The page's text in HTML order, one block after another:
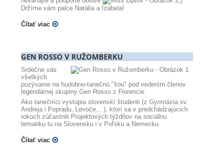
Držíme vám palce Natália a Izabela!
Čítať viac
GEN ROSSO V RUŽOMBERKU
Srdečne vás
všetkých
pozývame na hudobno-tanečnú "šou" pod vedením členov
legendárnej skupiny Gen Rosso z Florencie.
Ako tanečníci vystúpia slovenskí študenti (z Gymnázia sv.
Andreja i Popradu, Levoče,...), ktorí sa v predchádzajúcich
rokoch zúčastnili Projektových týždňov na sociálnu
tematiku tu na Slovensku i v Poľsku a Nemecku.
Čítať viac